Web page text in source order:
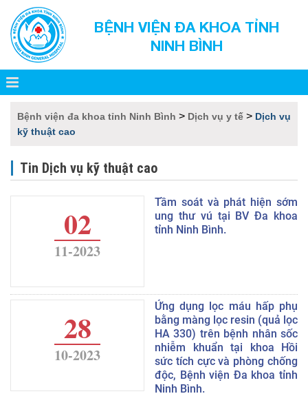
BỆNH VIỆN ĐA KHOA TỈNH
NINH BÌNH
Bệnh viện đa khoa tỉnh Ninh Bình > Dịch vụ y tế > Dịch vụ
kỹ thuật cao
Tin Dịch vụ kỹ thuật cao
02
11-2023
Tầm soát và phát hiện sớm
ung thư vú tại BV Đa khoa
tỉnh Ninh Bình.
28
10-2023
Ứng dụng lọc máu hấp phụ
bằng màng lọc resin (quả lọc
HA 330) trên bệnh nhân sốc
nhiễm khuẩn tại khoa Hồi
sức tích cực và phòng chống
độc, Bệnh viện Đa khoa tỉnh
Ninh Bình.